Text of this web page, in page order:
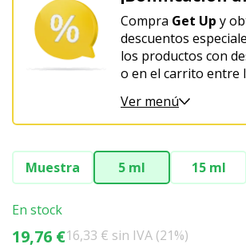
Compra Get Up y
descuentos
los productos con
o en el carrito entre
Ver menú
Muestra 5 ml 15 ml
En stock
19,76 €16,33 € sin IVA (21%)